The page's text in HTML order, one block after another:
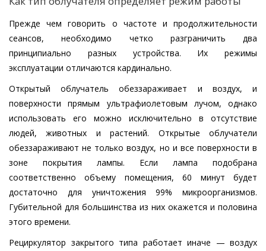
Прежде чем говорить о частоте и продолжительности
сеансов, необходимо четко разграничить два
принципиально разных устройства. Их режимы
эксплуатации отличаются кардинально.
Открытый облучатель обеззараживает и воздух, и
поверхности прямым ультрафиолетовым лучом, однако
использовать его можно исключительно в отсутствие
людей, животных и растений. Открытые облучатели
обеззараживают не только воздух, но и все поверхности в
зоне покрытия лампы. Если лампа подобрана
соответственно объему помещения, 60 минут будет
достаточно для уничтожения 99% микроорганизмов.
Губительной для большинства из них окажется и половина
этого времени.
Рециркулятор закрытого типа работает иначе — воздух